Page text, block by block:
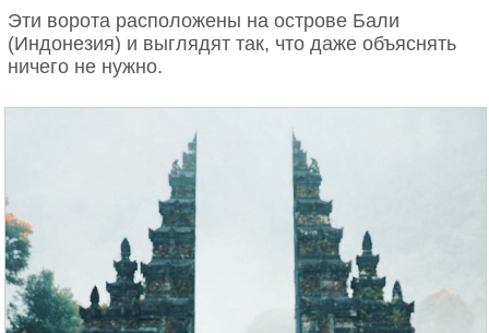
Эти ворота расположены на острове Бали
(Индонезия) и выглядят так, что даже объяснять
ничего не нужно.